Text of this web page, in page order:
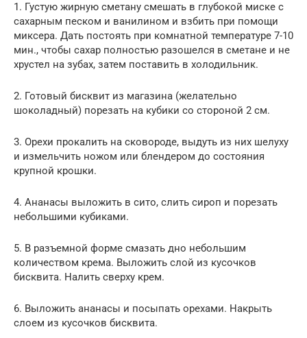
1. Густую жирную сметану смешать в глубокой миске с
сахарным песком и ванилином и взбить при помощи
миксера. Дать постоять при комнатной температуре 7-10
мин., чтобы сахар полностью разошелся в сметане и не
хрустел на зубах, затем поставить в холодильник.
2. Готовый бисквит из магазина (желательно
шоколадный) порезать на кубики со стороной 2 см.
3. Орехи прокалить на сковороде, выдуть из них шелуху
и измельчить ножом или блендером до состояния
крупной крошки.
4. Ананасы выложить в сито, слить сироп и порезать
небольшими кубиками.
5. В разъемной форме смазать дно небольшим
количеством крема. Выложить слой из кусочков
бисквита. Налить сверху крем.
6. Выложить ананасы и посыпать орехами. Накрыть
слоем из кусочков бисквита.